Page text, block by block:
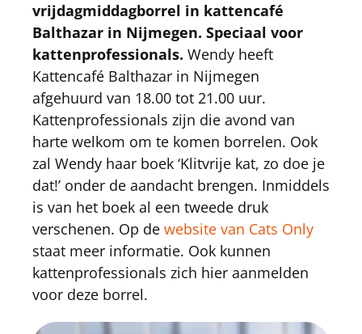
vrijdagmiddagborrel in kattencafé
Balthazar in Nijmegen. Speciaal voor
kattenprofessionals. Wendy heeft
Kattencafé Balthazar in Nijmegen
afgehuurd van 18.00 tot 21.00 uur.
Kattenprofessionals zijn die avond van
harte welkom om te komen borrelen. Ook
zal Wendy haar boek ‘Klitvrije kat, zo doe je
dat!’ onder de aandacht brengen. Inmiddels
is van het boek al een tweede druk
verschenen. Op de website van Cats Only
staat meer informatie. Ook kunnen
kattenprofessionals zich hier aanmelden
voor deze borrel.